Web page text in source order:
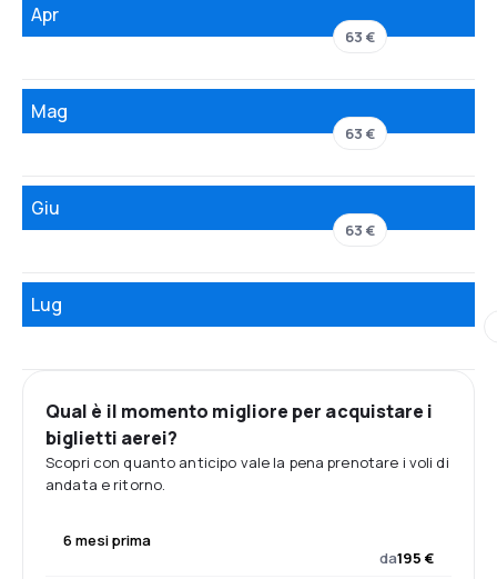
Apr
63 €
Mag
63 €
Giu
63 €
Lug
Qual è il momento migliore per acquistare i
biglietti aerei?
Scopri con quanto anticipo vale la pena prenotare i voli di
andata e ritorno.
6 mesi prima
da195 €